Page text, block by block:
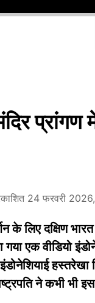
प्रांगण
24 फरवरी
के लिए दक्षिण
एक वीडियो
हस्तरेखा
ने कभी भी